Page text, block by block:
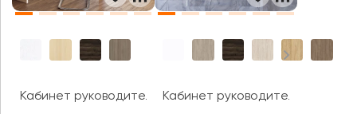
Кабинет руководителя Ялта / YaltaКабинет руководителя Оникс